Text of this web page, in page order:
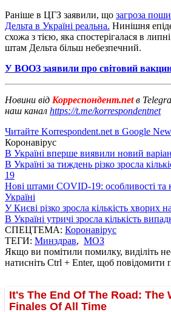
Раніше в ЦГЗ заявили, що загроза
Дельта в Україні реальна. Нинішня
схожа з тією, яка спостерігалася в
штам Дельта більш небезпечний.
У ВООЗ заявили про світовий
Новини від Корреспондент.netв
наш канал https://t.me/korrespondentnet
Читайте Korrespondent.net в Google
Коронавірус
В Україні вперше виявили новий
В Україні за тиждень різко зросла
19
Нові штами COVID-19: особливості та
Україні
У Києві різко зросла кількість хворих
В Україні утричі зросла кількість
СПЕЦТЕМА: Коронавірус
ТЕГИ: Минздрав, МОЗ
Якщо ви помітили помилку, виділіть
натисніть Ctrl + Enter, щоб повідомити